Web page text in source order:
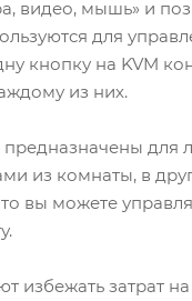
видео, мышь» и
для
кнопку на KVM
из них.
для
из комнаты, в
вы можете
избежать затрат